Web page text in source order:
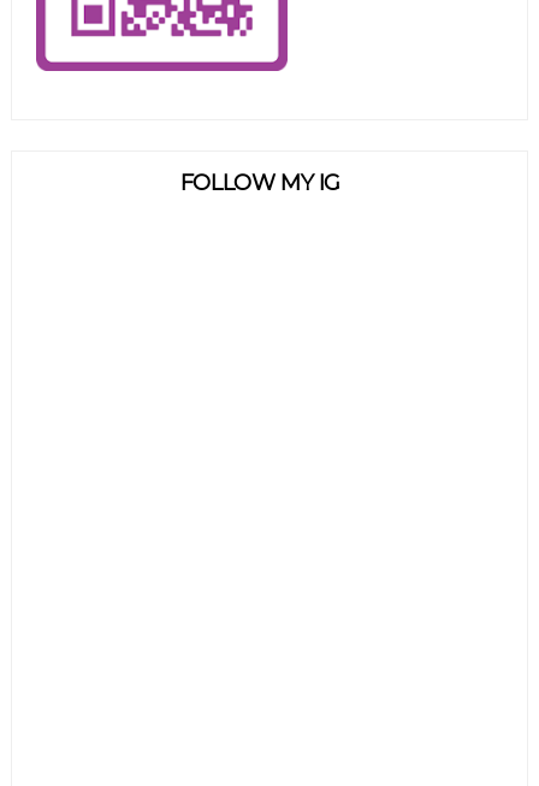
FOLLOW MY IG